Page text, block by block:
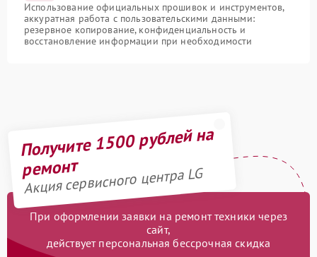
Использование официальных прошивок и инструментов,
аккуратная работа с пользовательскими данными:
резервное копирование, конфиденциальность и
восстановление информации при необходимости
Получите 1500 рублей на
ремонт
Акция сервисного центра LG
При оформлении заявки на ремонт техники через
сайт,
действует персональная бессрочная скидка